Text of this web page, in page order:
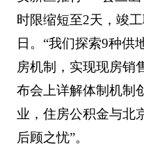
时限缩短至2天，竣
日。“我们探索9种供
房机制，实现现房销
布会上详解体制机制
业，住房公积金与北
后顾之忧”。